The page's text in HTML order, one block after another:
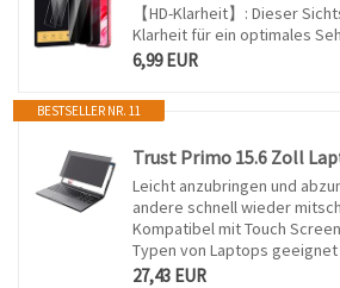
【HD-Klarheit】: Dieser
Klarheit für ein optimales
6,99 EUR
BESTSELLER NR. 11
Leicht anzubringen und
andere schnell wieder
Kompatibel mit Touch
Typen von Laptops geeignet
27,43 EUR